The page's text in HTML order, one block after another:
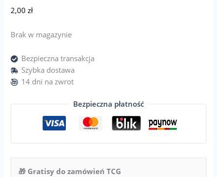
2,00zł
Brak w magazynie
Bezpieczna transakcja
Szybka dostawa
14 dni na zwrot
Bezpieczna płatność
🎁 Gratisy do zamówień TCG